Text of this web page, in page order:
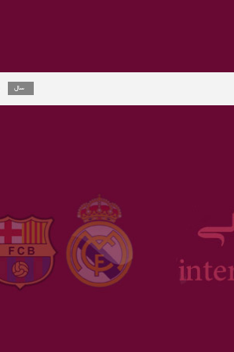
راموس به
ارلینگ هالند